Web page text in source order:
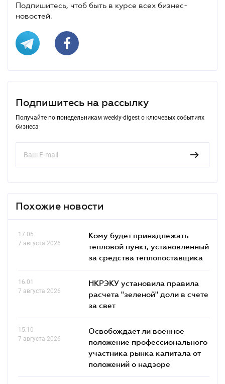
Подпишитесь, чтоб быть в курсе всех бизнес-
новостей.
Подпишитесь на рассылку
Получайте по понедельникам weekly-digest о ключевых событиях
бизнеса
Похожие новости
17.05
7 августа 2026
Кому будет принадлежать
тепловой пункт, установленный
за средства теплопоставщика
16.01
7 августа 2026
НКРЭКУ установила правила
расчета "зеленой" доли в счете
за свет
15.10
7 августа 2026
Освобождает ли военное
положение профессионального
участника рынка капитала от
положений о надзоре